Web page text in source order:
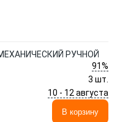
РУЧНОЙ
91%
3 шт.
10 - 12 августа
В корзину